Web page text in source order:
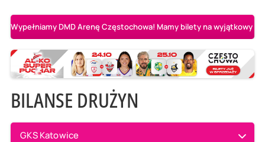
Wypełniamy DMD Arenę Częstochowa! Mamy bilety na wyjątkowy
BILANSE DRUŻYN
GKS Katowice